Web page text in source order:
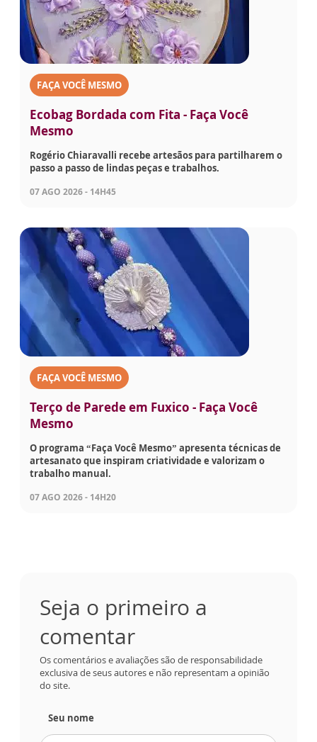
FAÇA VOCÊ MESMO
Ecobag Bordada com Fita - Faça Você
Mesmo
Rogério Chiaravalli recebe artesãos para partilharem o
passo a passo de lindas peças e trabalhos.
07 AGO 2026 - 14H45
FAÇA VOCÊ MESMO
Terço de Parede em Fuxico - Faça Você
Mesmo
O programa “Faça Você Mesmo” apresenta técnicas de
artesanato que inspiram criatividade e valorizam o
trabalho manual.
07 AGO 2026 - 14H20
Seja o primeiro a
comentar
Os comentários e avaliações são de responsabilidade
exclusiva de seus autores e não representam a opinião
do site.
Seu nome